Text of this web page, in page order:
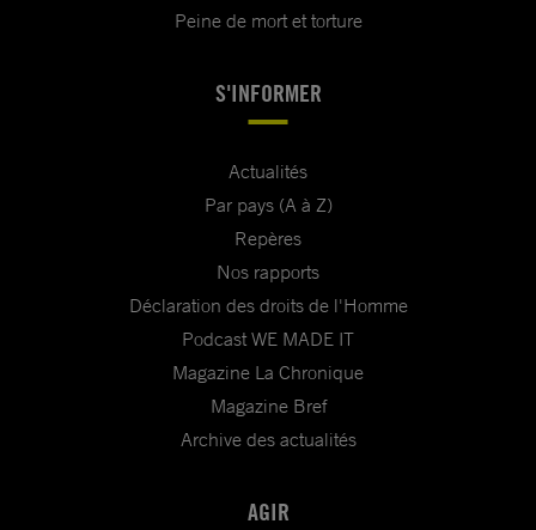
Peine de mort et torture
S'INFORMER
Actualités
Par pays (A à Z)
Repères
Nos rapports
Déclaration des droits de l'Homme
Podcast WE MADE IT
Magazine La Chronique
Magazine Bref
Archive des actualités
AGIR